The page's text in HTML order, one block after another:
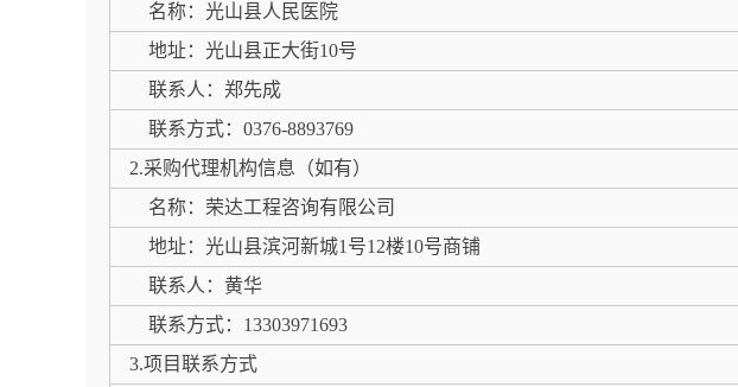
名称：光山县人民医院
地址：光山县正大街10号
联系人：郑先成
联系方式：0376-8893769
2.采购代理机构信息（如有）
名称：荣达工程咨询有限公司
地址：光山县滨河新城1号12楼10号商铺
联系人：黄华
联系方式：13303971693
3.项目联系方式